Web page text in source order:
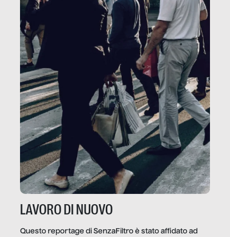
LAVORO DI NUOVO
Questo reportage di SenzaFiltro è stato affidato ad